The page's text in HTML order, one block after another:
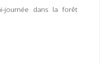
journée dans la forêt